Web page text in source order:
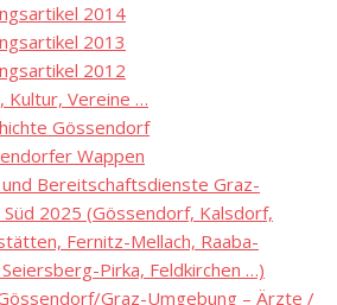
2014
2013
2012
Kultur, Vereine …
Gössendorf
Wappen
Bereitschaftsdienste Graz-
2025 (Gössendorf, Kalsdorf,
Fernitz-Mellach, Raaba-
Pirka, Feldkirchen …)
Graz-Umgebung – Ärzte /